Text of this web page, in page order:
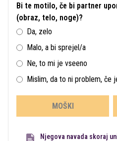
Bi te motilo, če bi partner
(obraz, telo, noge)?
Da, zelo
Malo, a bi sprejel/a
Ne, to mi je vseeno
Mislim, da to ni problem, če
MOŠKI
Njegova navada skoraj